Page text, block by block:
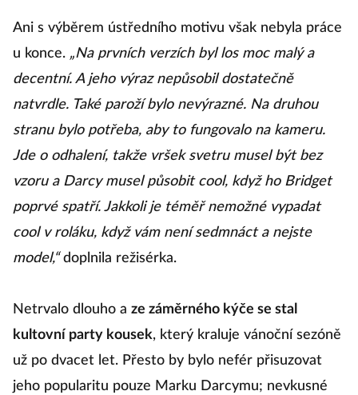
Ani s výběrem ústředního motivu však nebyla práce
u konce. „Na prvních verzích byl los moc malý a
decentní. A jeho výraz nepůsobil dostatečně
natvrdle. Také paroží bylo nevýrazné. Na druhou
stranu bylo potřeba, aby to fungovalo na kameru.
Jde o odhalení, takže vršek svetru musel být bez
vzoru a Darcy musel působit cool, když ho Bridget
poprvé spatří. Jakkoli je téměř nemožné vypadat
cool v roláku, když vám není sedmnáct a nejste
model,“doplnila režisérka.
Netrvalo dlouho a ze záměrného kýče se stal
kultovní party kousek, který kraluje vánoční sezóně
už po dvacet let. Přesto by bylo nefér přisuzovat
jeho popularitu pouze Marku Darcymu; nevkusné